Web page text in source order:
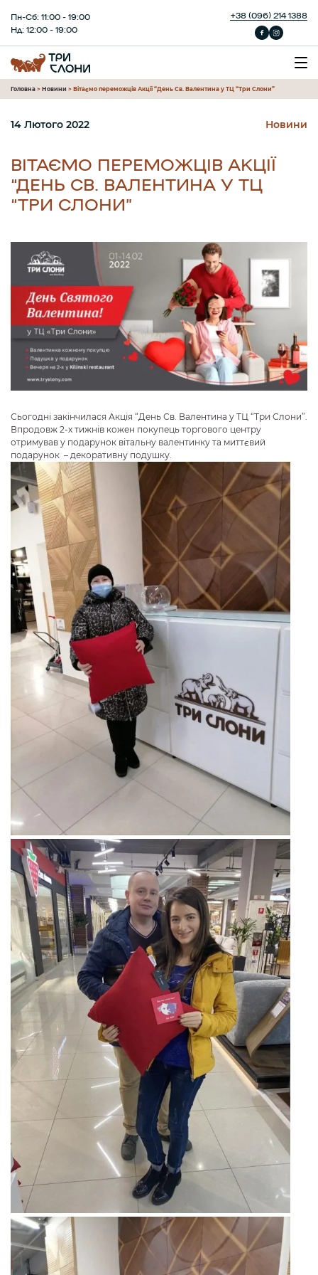
Пн-Сб: 11:00 - 19:00
Нд: 12:00 - 19:00
+38 (096) 214 1388
Головна > Новини > Вітаємо переможців Акції “День Св. Валентина у ТЦ “Три Слони”
ВІТАЄМО ПЕРЕМОЖЦІВ АКЦІЇ
“ДЕНЬ СВ. ВАЛЕНТИНА У ТЦ
“ТРИ СЛОНИ”
14 Лютого 2022 Новини
Сьогодні закінчилася Акція “День Св. Валентина у ТЦ “Три Слони”.
Впродовж 2-х тижнів кожен покупець торгового центру
отримував у подарунок вітальну валентинку та миттєвий
подарунок – декоративну подушку.